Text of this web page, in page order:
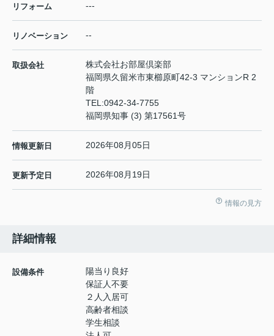
リフォーム ---
リノベーション --
取扱会社
株式会社お部屋倶楽部
福岡県久留米市東櫛原町42-3 マンションR 2
階
TEL:0942-34-7755
福岡県知事 (3) 第17561号
情報更新日 2026年08月05日
更新予定日 2026年08月19日
情報の見方
詳細情報
設備条件
陽当り良好
保証人不要
２人入居可
高齢者相談
学生相談